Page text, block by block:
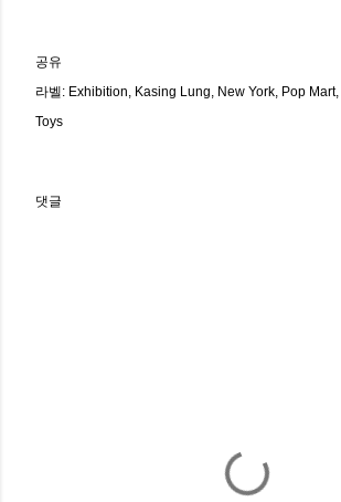
공유
라벨: Exhibition Kasing Lung New York Pop Mart
Toys
댓글